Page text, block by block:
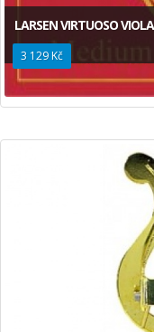
LARSEN VIRTUOSO VIOLA
3 129 Kč